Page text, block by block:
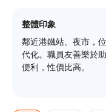
整體印象
鄰近港鐵站、夜市，
代化。職員友善樂於
便利，性價比高。